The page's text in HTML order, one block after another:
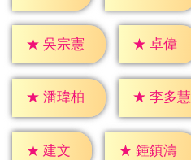
★ 吳宗憲 ★ 卓偉
★ 潘瑋柏 ★ 李多慧
★ 建文 ★ 鍾鎮濤